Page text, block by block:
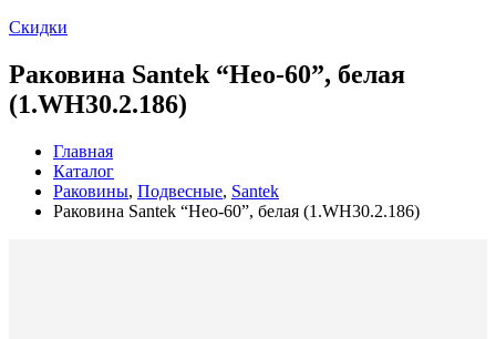
Скидки
Раковина Santek “Нео-60”, белая
(1.WH30.2.186)
Главная
Каталог
Раковины, Подвесные, Santek
Раковина Santek “Нео-60”, белая (1.WH30.2.186)